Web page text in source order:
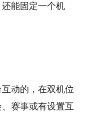
能固定一个机
动的，在双机位
赛事或有设置互